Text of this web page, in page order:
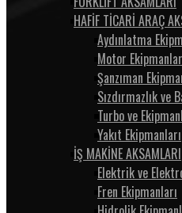
HAFİF TİCARİ ARAÇ
Aydınlatma
Motor
Şanzıman
Sızdırmazlık ve
Turbo ve
Yakıt Ekipmanları
İŞ MAKİNE AKSAMLARI
Elektrik ve
Fren Ekipmanları